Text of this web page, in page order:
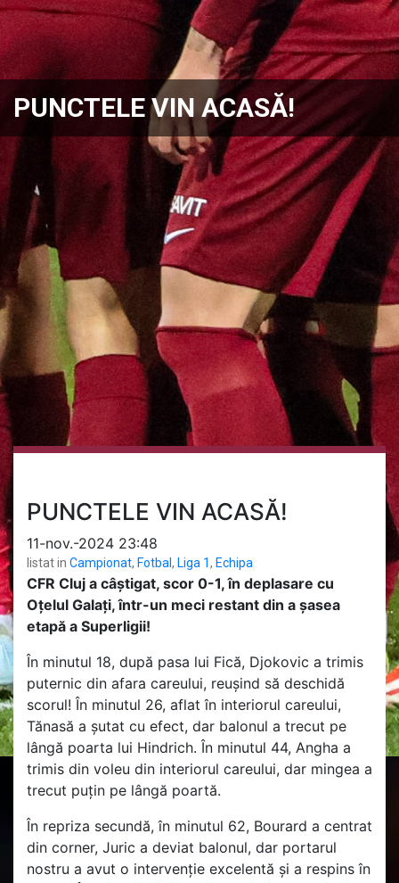
PUNCTELE VIN ACASĂ!
PUNCTELE VIN ACASĂ!
11-nov.-2024 23:48
listat in Campionat, Fotbal, Liga 1, Echipa
CFR Cluj a câștigat, scor 0-1, în deplasare cu
Oțelul Galați, într-un meci restant din a șasea
etapă a Superligii!
În minutul 18, după pasa lui Fică, Djokovic a trimis
puternic din afara careului, reușind să deschidă
scorul! În minutul 26, aflat în interiorul careului,
Tănasă a șutat cu efect, dar balonul a trecut pe
lângă poarta lui Hindrich. În minutul 44, Angha a
trimis din voleu din interiorul careului, dar mingea a
trecut puțin pe lângă poartă.
În repriza secundă, în minutul 62, Bourard a centrat
din corner, Juric a deviat balonul, dar portarul
nostru a avut o intervenție excelentă și a respins în